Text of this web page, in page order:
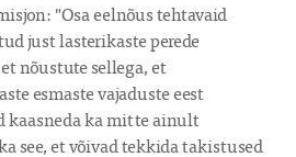
"Osa eelnõus tehtavaid
just lasterikaste perede
nõustute sellega, et
esmaste vajaduste eest
kaasneda ka mitte ainult
see, et võivad tekkida takistused